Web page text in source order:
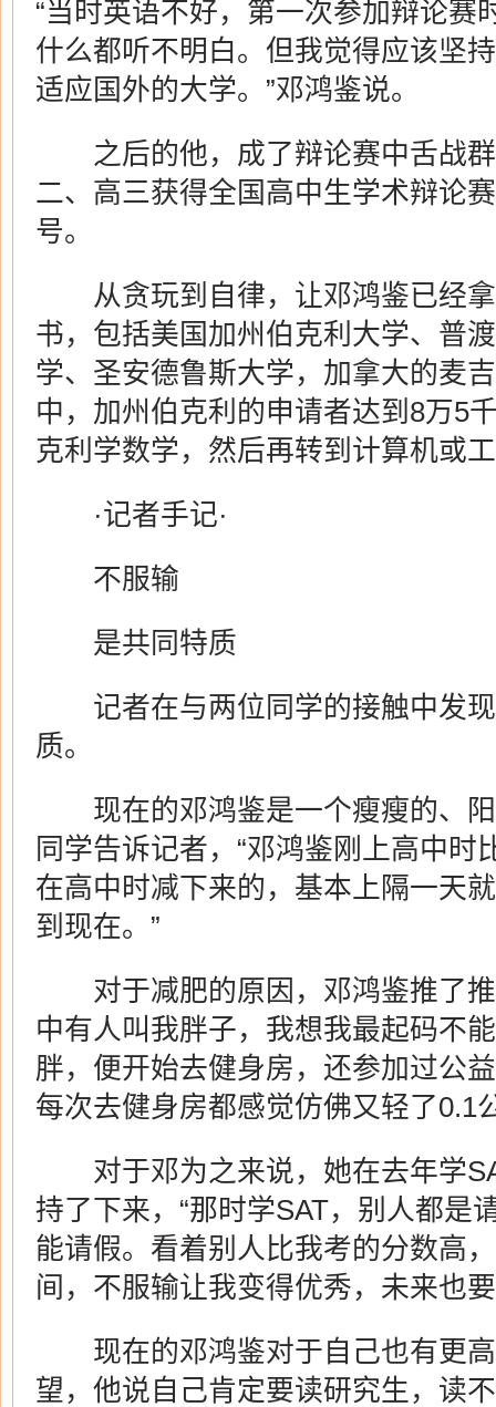
“当时英语不好，第一次参加辩论赛
什么都听不明白。但我觉得应该坚
适应国外的大学。”邓鸿鉴说。
之后的他，成了辩论赛中舌战群
二、高三获得全国高中生学术辩论
号。
从贪玩到自律，让邓鸿鉴已经拿
书，包括美国加州伯克利大学、普
学、圣安德鲁斯大学，加拿大的麦
中，加州伯克利的申请者达到8万5
克利学数学，然后再转到计算机或
·记者手记·
不服输
是共同特质
记者在与两位同学的接触中发现
质。
现在的邓鸿鉴是一个瘦瘦的、阳
同学告诉记者，“邓鸿鉴刚上高中
在高中时减下来的，基本上隔一天
到现在。”
对于减肥的原因，邓鸿鉴推了推
中有人叫我胖子，我想我最起码不
胖，便开始去健身房，还参加过公
每次去健身房都感觉仿佛又轻了0.1
对于邓为之来说，她在去年学
持了下来，“那时学SAT，别人都是
能请假。看着别人比我考的分数高
间，不服输让我变得优秀，未来也
现在的邓鸿鉴对于自己也有更高
望，他说自己肯定要读研究生，读